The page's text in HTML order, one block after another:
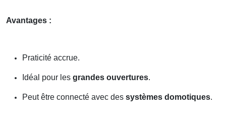
Avantages :
Praticité accrue.
Idéal pour les grandes ouvertures.
Peut être connecté avec des systèmes domotiques.